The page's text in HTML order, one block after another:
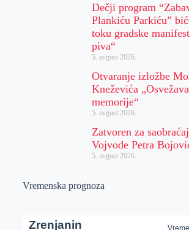
Dečji program
Plankiću Parkiću”
toku gradske
piva“
5. avgust 2026.
Otvaranje izložbe
Kneževića
memorije“
5. avgust 2026.
Zatvoren za
Vojvode Petra
5. avgust 2026.
Vremenska prognoza